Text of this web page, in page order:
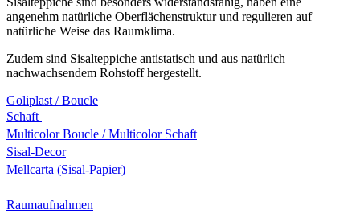
angenehm natürliche Oberflächenstruktur und regulieren auf
natürliche Weise das Raumklima.
Zudem sind Sisalteppiche antistatisch und aus natürlich
nachwachsendem Rohstoff hergestellt.
Goliplast / Boucle
Schaft
Multicolor Boucle / Multicolor Schaft
Sisal-Decor
Mellcarta (Sisal-Papier)
Raumaufnahmen